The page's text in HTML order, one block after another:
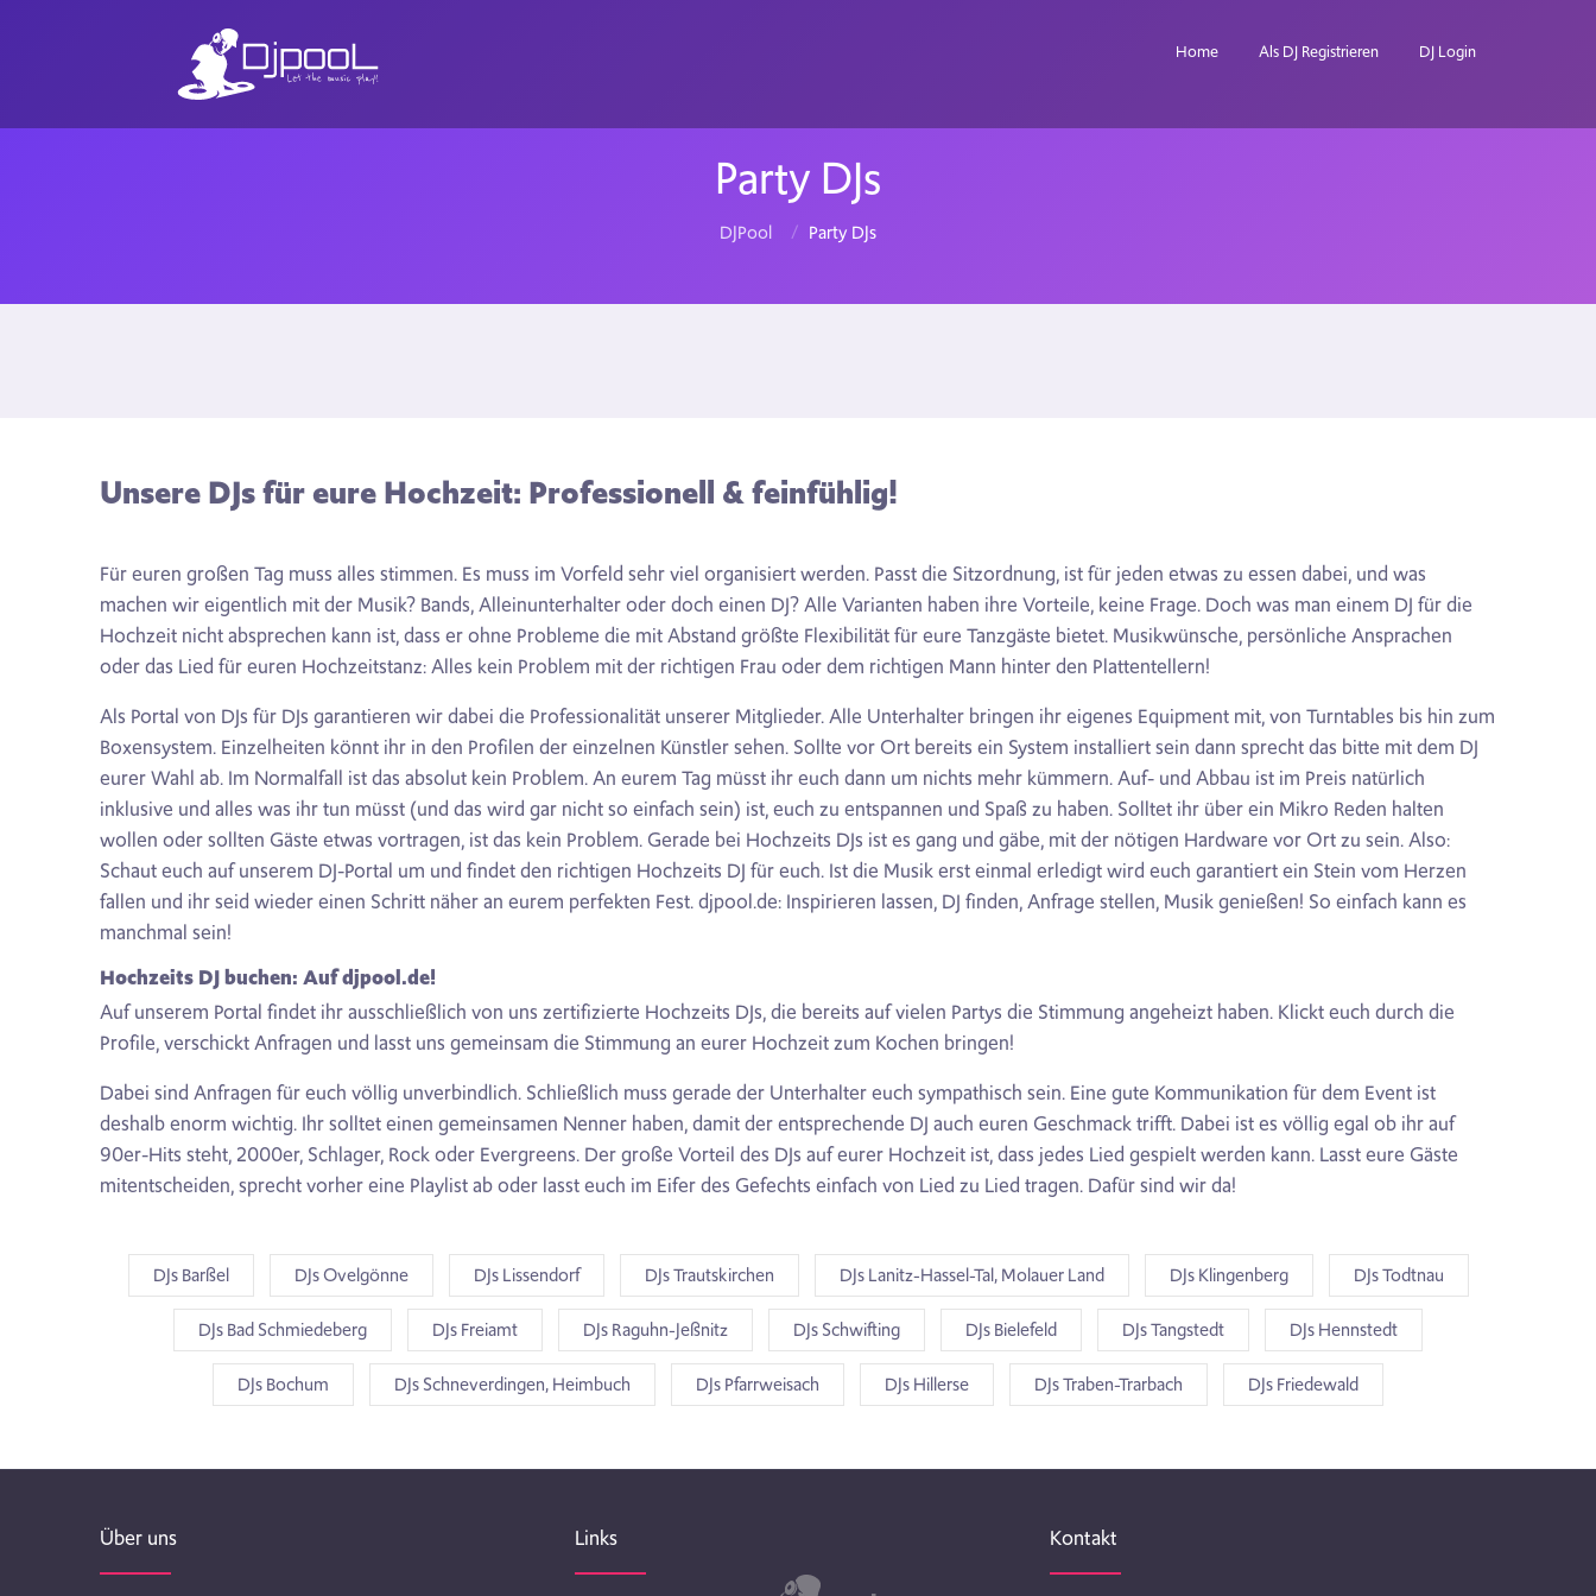
Home Als DJ Registrieren DJ Login
Party DJs
DJPool Party DJs
Unsere DJs für eure Hochzeit: Professionell & feinfühlig!
Für euren großen Tag muss alles stimmen. Es muss im Vorfeld sehr viel organisiert werden. Passt die Sitzordnung, ist für jeden etwas zu essen dabei, und was
machen wir eigentlich mit der Musik? Bands, Alleinunterhalter oder doch einen DJ? Alle Varianten haben ihre Vorteile, keine Frage. Doch was man einem DJ für die
Hochzeit nicht absprechen kann ist, dass er ohne Probleme die mit Abstand größte Flexibilität für eure Tanzgäste bietet. Musikwünsche, persönliche Ansprachen
oder das Lied für euren Hochzeitstanz: Alles kein Problem mit der richtigen Frau oder dem richtigen Mann hinter den Plattentellern!
Als Portal von DJs für DJs garantieren wir dabei die Professionalität unserer Mitglieder. Alle Unterhalter bringen ihr eigenes Equipment mit, von Turntables bis hin zum
Boxensystem. Einzelheiten könnt ihr in den Profilen der einzelnen Künstler sehen. Sollte vor Ort bereits ein System installiert sein dann sprecht das bitte mit dem DJ
eurer Wahl ab. Im Normalfall ist das absolut kein Problem. An eurem Tag müsst ihr euch dann um nichts mehr kümmern. Auf- und Abbau ist im Preis natürlich
inklusive und alles was ihr tun müsst (und das wird gar nicht so einfach sein) ist, euch zu entspannen und Spaß zu haben. Solltet ihr über ein Mikro Reden halten
wollen oder sollten Gäste etwas vortragen, ist das kein Problem. Gerade bei Hochzeits DJs ist es gang und gäbe, mit der nötigen Hardware vor Ort zu sein. Also:
Schaut euch auf unserem DJ-Portal um und findet den richtigen Hochzeits DJ für euch. Ist die Musik erst einmal erledigt wird euch garantiert ein Stein vom Herzen
fallen und ihr seid wieder einen Schritt näher an eurem perfekten Fest. djpool.de: Inspirieren lassen, DJ finden, Anfrage stellen, Musik genießen! So einfach kann es
manchmal sein!
Hochzeits DJ buchen: Auf djpool.de!
Auf unserem Portal findet ihr ausschließlich von uns zertifizierte Hochzeits DJs, die bereits auf vielen Partys die Stimmung angeheizt haben. Klickt euch durch die
Profile, verschickt Anfragen und lasst uns gemeinsam die Stimmung an eurer Hochzeit zum Kochen bringen!
Dabei sind Anfragen für euch völlig unverbindlich. Schließlich muss gerade der Unterhalter euch sympathisch sein. Eine gute Kommunikation für dem Event ist
deshalb enorm wichtig. Ihr solltet einen gemeinsamen Nenner haben, damit der entsprechende DJ auch euren Geschmack trifft. Dabei ist es völlig egal ob ihr auf
90er-Hits steht, 2000er, Schlager, Rock oder Evergreens. Der große Vorteil des DJs auf eurer Hochzeit ist, dass jedes Lied gespielt werden kann. Lasst eure Gäste
mitentscheiden, sprecht vorher eine Playlist ab oder lasst euch im Eifer des Gefechts einfach von Lied zu Lied tragen. Dafür sind wir da!
DJs Barßel DJs Ovelgönne DJs Lissendorf DJs Trautskirchen DJs Lanitz-Hassel-Tal, Molauer Land DJs Klingenberg DJs Todtnau
DJs Bad Schmiedeberg DJs Freiamt DJs Raguhn-Jeßnitz DJs Schwifting DJs Bielefeld DJs Tangstedt DJs Hennstedt
DJs Bochum DJs Schneverdingen, Heimbuch DJs Pfarrweisach DJs Hillerse DJs Traben-Trarbach DJs Friedewald
Über uns Links Kontakt